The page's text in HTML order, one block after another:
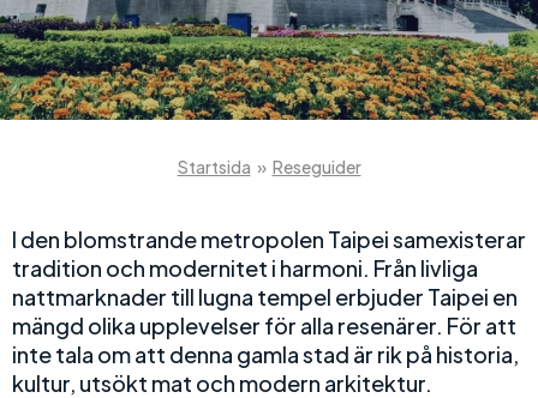
Startsida » Reseguider
I den blomstrande metropolen Taipei samexisterar
tradition och modernitet i harmoni. Från livliga
nattmarknader till lugna tempel erbjuder Taipei en
mängd olika upplevelser för alla resenärer. För att
inte tala om att denna gamla stad är rik på historia,
kultur, utsökt mat och modern arkitektur.